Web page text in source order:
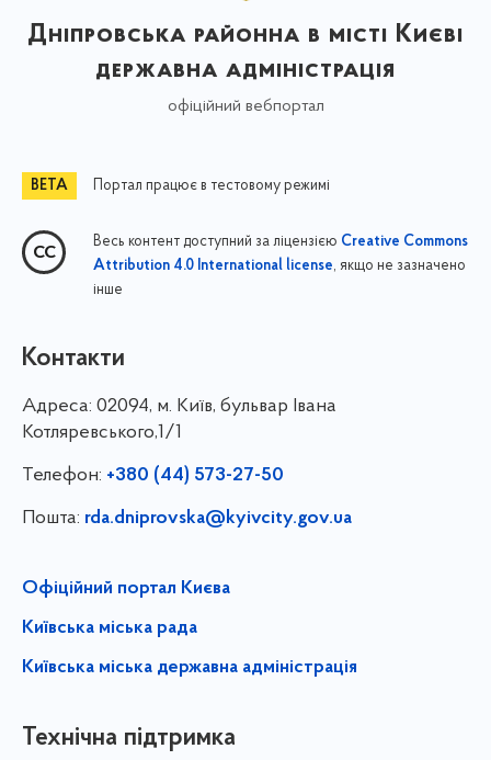
Дніпровська районна в місті Києві
державна адміністрація
офіційний вебпортал
Портал працює в тестовому режимі
Весь контент доступний за ліцензією Creative Commons
Attribution 4.0 International license, якщо не зазначено
інше
Контакти
Адреса: 02094, м. Київ, бульвар Івана
Котляревського,1/1
Телефон: +380 (44) 573-27-50
Пошта: rda.dniprovska@kyivcity.gov.ua
Офіційний портал Києва
Київська міська рада
Київська міська державна адміністрація
Технічна підтримка